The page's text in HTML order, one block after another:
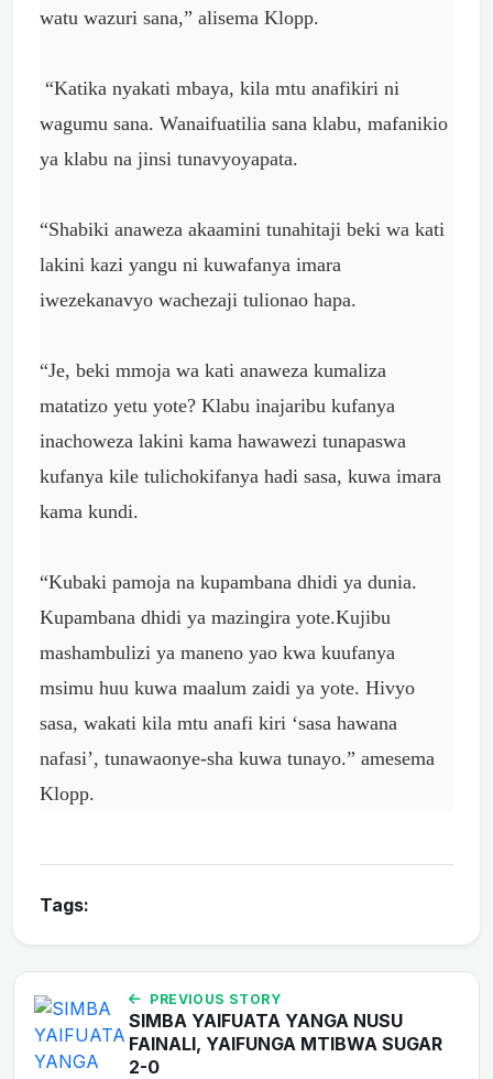
watu wazuri sana,” alisema Klopp.
“Katika nyakati mbaya, kila mtu anafikiri ni
wagumu sana. Wanaifuatilia sana klabu, mafanikio
ya klabu na jinsi tunavyoyapata.
“Shabiki anaweza akaamini tunahitaji beki wa kati
lakini kazi yangu ni kuwafanya imara
iwezekanavyo wachezaji tulionao hapa.
“Je, beki mmoja wa kati anaweza kumaliza
matatizo yetu yote? Klabu inajaribu kufanya
inachoweza lakini kama hawawezi tunapaswa
kufanya kile tulichokifanya hadi sasa, kuwa imara
kama kundi.
“Kubaki pamoja na kupambana dhidi ya dunia.
Kupambana dhidi ya mazingira yote.Kujibu
mashambulizi ya maneno yao kwa kuufanya
msimu huu kuwa maalum zaidi ya yote. Hivyo
sasa, wakati kila mtu anafi kiri ‘sasa hawana
nafasi’, tunawaonye-sha kuwa tunayo.” amesema
Klopp.
Tags:
PREVIOUS STORY
SIMBA YAIFUATA YANGA NUSU
FAINALI, YAIFUNGA MTIBWA SUGAR
2-0